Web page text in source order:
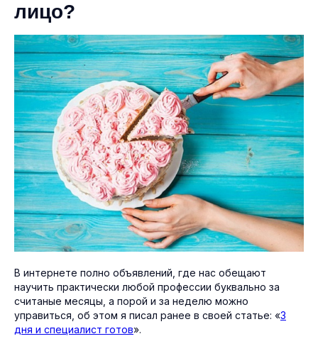
лицо?
В интернете полно объявлений, где нас обещают
научить практически любой профессии буквально за
считаные месяцы, а порой и за неделю можно
управиться, об этом я писал ранее в своей статье: «3
дня и специалист готов».